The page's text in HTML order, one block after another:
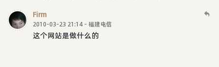
Firm
2010-03-23 21:14 - 福建电信
这个网站是做什么的